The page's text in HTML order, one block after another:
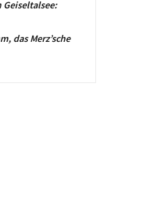
Geiseltalsee:
das Merz’sche